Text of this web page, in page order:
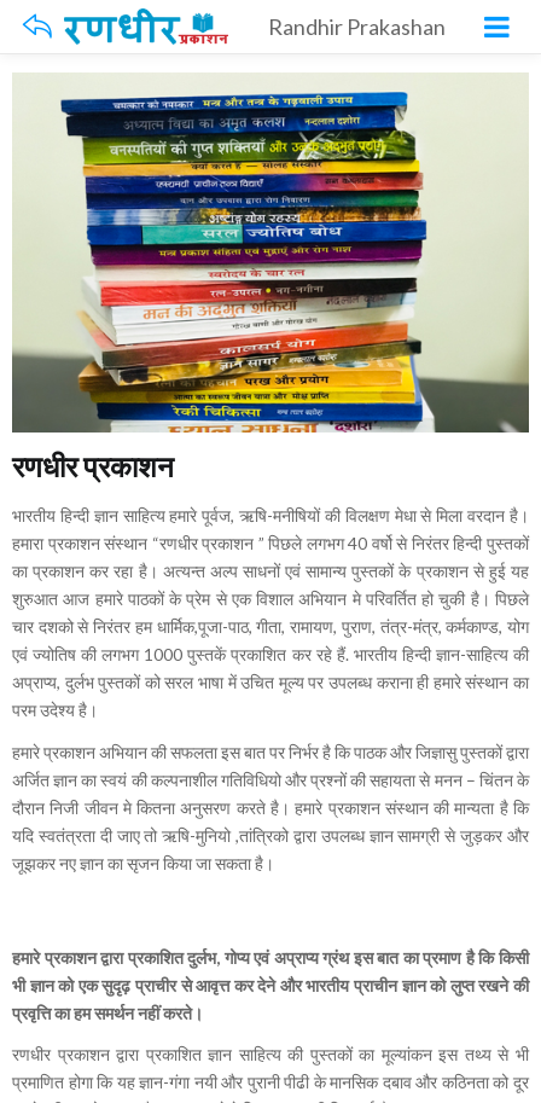
Randhir Prakashan
रणधीर प्रकाशन
भारतीय हिन्दी ज्ञान साहित्य हमारे पूर्वज, ऋषि-मनीषियों की विलक्षण मेधा से मिला वरदान है।
हमारा प्रकाशन संस्थान “रणधीर प्रकाशन ” पिछले लगभग 40 वर्षो से निरंतर हिन्दी पुस्तकों
का प्रकाशन कर रहा है। अत्यन्त अल्प साधनों एवं सामान्य पुस्तकों के प्रकाशन से हुई यह
शुरुआत आज हमारे पाठकों के प्रेम से एक विशाल अभियान मे परिवर्तित हो चुकी है। पिछले
चार दशको से निरंतर हम धार्मिक,पूजा-पाठ, गीता, रामायण, पुराण, तंत्र-मंत्र, कर्मकाण्ड, योग
एवं ज्योतिष की लगभग 1000 पुस्तकें प्रकाशित कर रहे हैं. भारतीय हिन्दी ज्ञान-साहित्य की
अप्राप्य, दुर्लभ पुस्तकों को सरल भाषा में उचित मूल्य पर उपलब्ध कराना ही हमारे संस्थान का
परम उदेश्य है।
हमारे प्रकाशन अभियान की सफलता इस बात पर निर्भर है कि पाठक और जिज्ञासु पुस्तकों द्वारा
अर्जित ज्ञान का स्वयं की कल्पनाशील गतिविधियो और प्रश्नों की सहायता से मनन – चिंतन के
दौरान निजी जीवन मे कितना अनुसरण करते है। हमारे प्रकाशन संस्थान की मान्यता है कि
यदि स्वतंत्रता दी जाए तो ऋषि-मुनियो ,तांत्रिको द्वारा उपलब्ध ज्ञान सामग्री से जुड़कर और
जूझकर नए ज्ञान का सृजन किया जा सकता है।
हमारे प्रकाशन द्वारा प्रकाशित दुर्लभ, गोप्य एवं अप्राप्य ग्रंथ इस बात का प्रमाण है कि किसी
भी ज्ञान को एक सुदृढ़ प्राचीर से आवृत्त कर देने और भारतीय प्राचीन ज्ञान को लुप्त रखने की
प्रवृत्ति का हम समर्थन नहीं करते।
रणधीर प्रकाशन द्वारा प्रकाशित ज्ञान साहित्य की पुस्तकों का मूल्यांकन इस तथ्य से भी
प्रमाणित होगा कि यह ज्ञान-गंगा नयी और पुरानी पीढी के मानसिक दबाव और कठिनता को दूर